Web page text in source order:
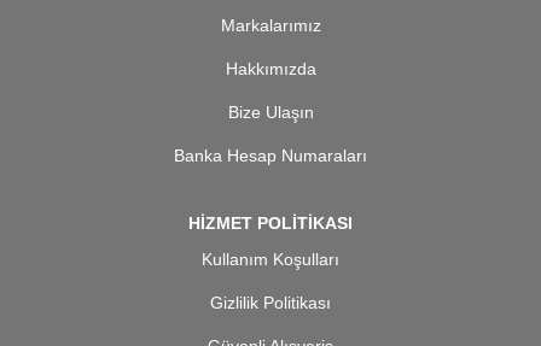
Markalarımız
Hakkımızda
Bize Ulaşın
Banka Hesap Numaraları
HİZMET POLİTİKASI
Kullanım Koşulları
Gizlilik Politikası